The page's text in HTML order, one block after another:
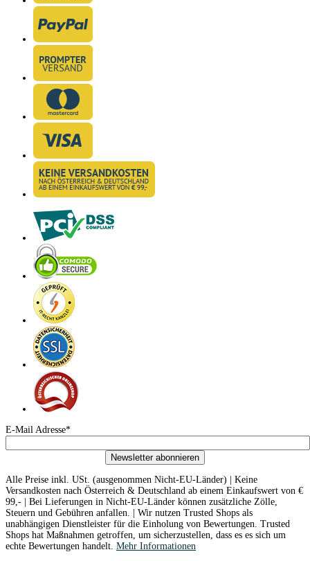
E-Mail Adresse*
Newsletter abonnieren
Alle Preise inkl. USt. (ausgenommen Nicht-EU-Länder) | Keine
Versandkosten nach Österreich & Deutschland ab einem Einkaufswert von €
99,- | Bei Lieferungen in Nicht-EU-Länder können zusätzliche Zölle,
Steuern und Gebühren anfallen. | Wir nutzen Trusted Shops als
unabhängigen Dienstleister für die Einholung von Bewertungen. Trusted
Shops hat Maßnahmen getroffen, um sicherzustellen, dass es es sich um
echte Bewertungen handelt. Mehr Informationen